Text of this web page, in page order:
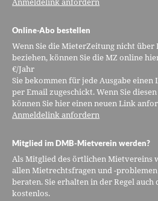
Online-Abo bestellen
Wenn Sie die MieterZeitung nicht
beziehen, können Sie die MZ online
€/Jahr
Sie bekommen für jede Ausgabe
per Email zugeschickt. Wenn Sie
können Sie hier einen neuen Link
Anmeldelink anfordern
Mitglied im DMB-Mietverein werden?
Als Mitglied des örtlichen Mietvereins
allen Mietrechtsfragen und -
beraten. Sie erhalten in der Regel
kostenlos.